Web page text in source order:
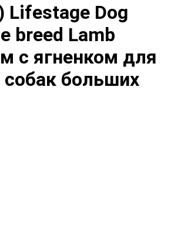
Lifestage Dog
breed Lamb
с ягненком для
больших